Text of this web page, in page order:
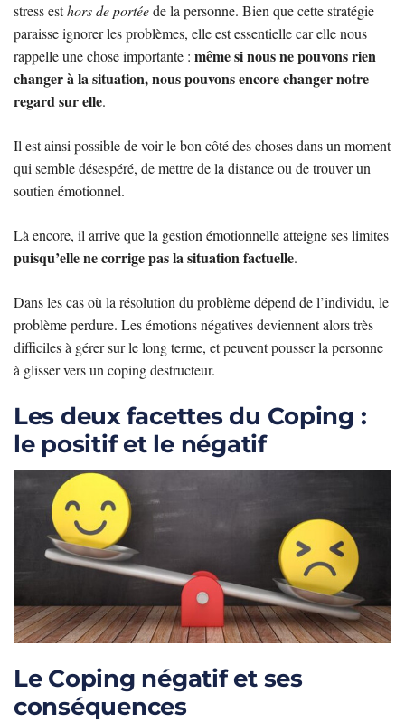
stress esthors de portéede la personne. Bien que cette stratégie
paraisse ignorer les problèmes, elle est essentielle car elle nous
rappelle une chose importante : même si nous ne pouvons rien
changer à la situation, nous pouvons encore changer notre
regard sur elle.
Il est ainsi possible de voir le bon côté des choses dans un moment
qui semble désespéré, de mettre de la distance ou de trouver un
soutien émotionnel.
Là encore, il arrive que la gestion émotionnelle atteigne ses limites
puisqu’elle ne corrige pas la situation factuelle.
Dans les cas où la résolution du problème dépend de l’individu, le
problème perdure. Les émotions négatives deviennent alors très
difficiles à gérer sur le long terme, et peuvent pousser la personne
à glisser vers un coping destructeur.
Les deux facettes du Coping :
le positif et le négatif
Le Coping négatif et ses
conséquences